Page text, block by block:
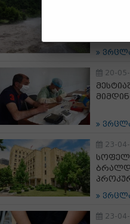
20-
23-
სოფელ
23-